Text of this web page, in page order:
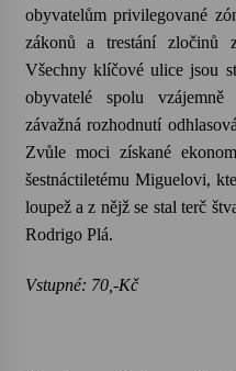
obyvatelům privilegované
zákonů a trestání zločinů
Všechny klíčové ulice jsou
obyvatelé spolu
závažná rozhodnutí
Zvůle moci získané
šestnáctiletému Miguelovi,
loupež a z nějž se stal terč
RodrigoPlá.
Vstupné: 70,-Kč